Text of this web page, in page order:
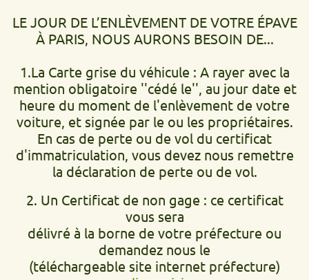
LE JOUR DE L’ENLÈVEMENT DE VOTRE ÉPAVE
À PARIS, NOUS AURONS BESOIN DE...
1.La Carte grise du véhicule : A rayer avec la
mention obligatoire ''cédé le'', au jour date et
heure du moment de l'enlèvement de votre
voiture, et signée par le ou les propriétaires.
En cas de perte ou de vol du certificat
d'immatriculation, vous devez nous remettre
la déclaration de perte ou de vol.
2. Un Certificat de non gage : ce certificat
vous sera
délivré à la borne de votre préfecture ou
demandez nous le
(téléchargeable site internet préfecture)